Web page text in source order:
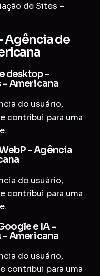
de Sites –
Agência de
desktop –
Americana
do usuário,
contribui para uma
– Agência
do usuário,
contribui para uma
e IA –
Americana
do usuário,
contribui para uma